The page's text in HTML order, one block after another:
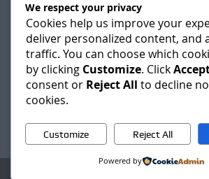
We respect your privacy
Cookies help us improve your
deliver personalized content, and
traffic. You can choose which
by clicking Customize. Click
consent or Reject All to decline
cookies.
Customize Reject All
Powered by